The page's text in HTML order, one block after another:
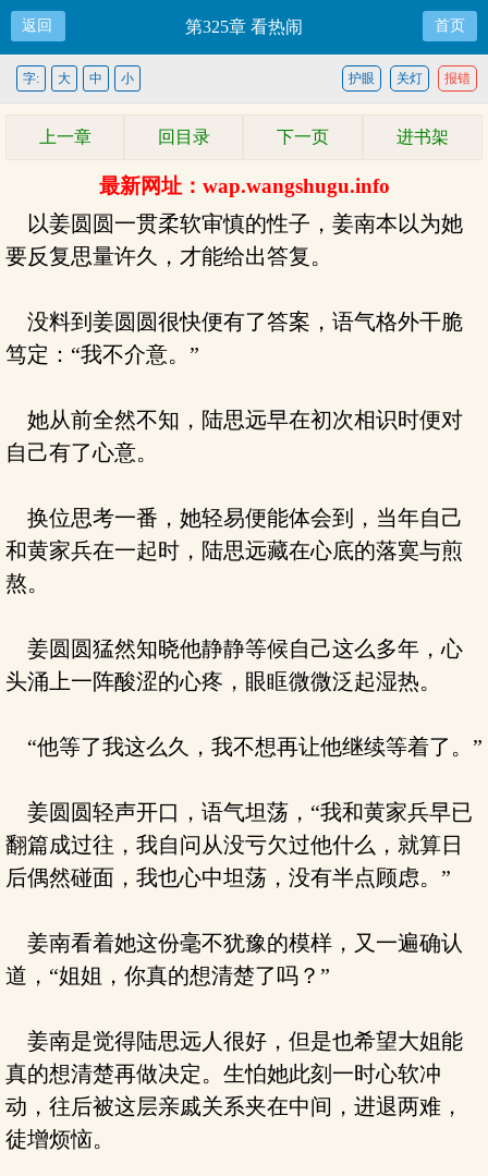
返回 第325章 看热闹 首页
报错
关灯
护眼
字: 大 中 小
上一章 回目录 下一页 进书架
最新网址：wap.wangshugu.info
以姜圆圆一贯柔软审慎的性子，姜南本以为她
要反复思量许久，才能给出答复。
没料到姜圆圆很快便有了答案，语气格外干脆
笃定：“我不介意。”
她从前全然不知，陆思远早在初次相识时便对
自己有了心意。
换位思考一番，她轻易便能体会到，当年自己
和黄家兵在一起时，陆思远藏在心底的落寞与煎
熬。
姜圆圆猛然知晓他静静等候自己这么多年，心
头涌上一阵酸涩的心疼，眼眶微微泛起湿热。
“他等了我这么久，我不想再让他继续等着了。”
姜圆圆轻声开口，语气坦荡，“我和黄家兵早已
翻篇成过往，我自问从没亏欠过他什么，就算日
后偶然碰面，我也心中坦荡，没有半点顾虑。”
姜南看着她这份毫不犹豫的模样，又一遍确认
道，“姐姐，你真的想清楚了吗？”
姜南是觉得陆思远人很好，但是也希望大姐能
真的想清楚再做决定。生怕她此刻一时心软冲
动，往后被这层亲戚关系夹在中间，进退两难，
徒增烦恼。